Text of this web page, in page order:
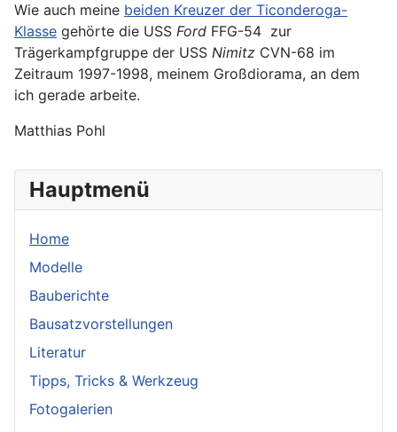
Hauptmenü
Home
Modelle
Bauberichte
Bausatzvorstellungen
Literatur
Tipps, Tricks & Werkzeug
Fotogalerien
Wie auch meine beiden Kreuzer der Ticonderoga-
Klasse gehörte die USS Ford FFG-54 zur
Trägerkampfgruppe der USS Nimitz CVN-68 im
Zeitraum 1997-1998, meinem Großdiorama, an dem
ich gerade arbeite.
Matthias Pohl